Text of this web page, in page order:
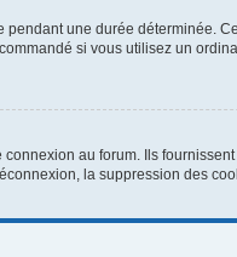
une durée déterminée.
si vous utilisez un
au forum. Ils
la suppression des